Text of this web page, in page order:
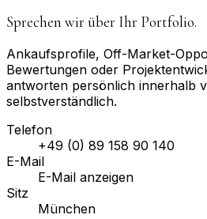
Sprechen wir über Ihr Portfolio.
Ankaufsprofile, Off-Market-
Bewertungen oder
antworten persönlich innerhalb
selbstverständlich.
Telefon
+49 (0) 89 158 90 140
E-Mail
E-Mail anzeigen
Sitz
München